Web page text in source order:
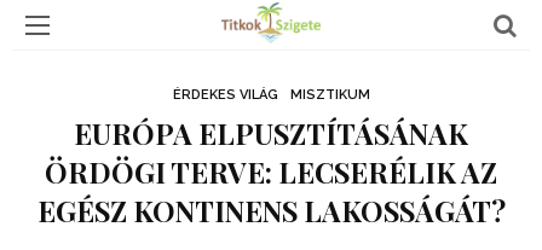
ÉRDEKES VILÁG MISZTIKUM
EURÓPA ELPUSZTÍTÁSÁNAK
ÖRDÖGI TERVE: LECSERÉLIK AZ
EGÉSZ KONTINENS LAKOSSÁGÁT?